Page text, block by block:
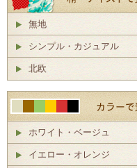
無地
シンプル・カジュアル
北欧
ホワイト・ベージュ
イエロー・オレンジ